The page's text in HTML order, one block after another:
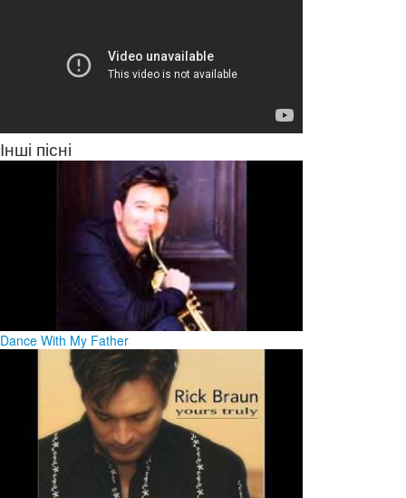
Інші пісні
Dance With My Father